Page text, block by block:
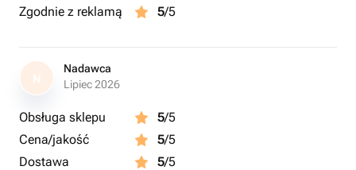
использовать специальное средство для срезанных
тем, как поставить их в воду. Удалите нижние листья,
которые могут оказаться в воде, чтобы предотвратить
дня и добавляйте кризал. Не ставьте букет под прямые
солнечные лучи или вблизи отопительных приборов.
Следуя этим простым советам, вы сможете продлить
Zgodnie z reklamą
5/5
N
Nadawca
Lipiec 2026
Obsługa sklepu 5/5
Cena/jakość
5/5
Dostawa
5/5